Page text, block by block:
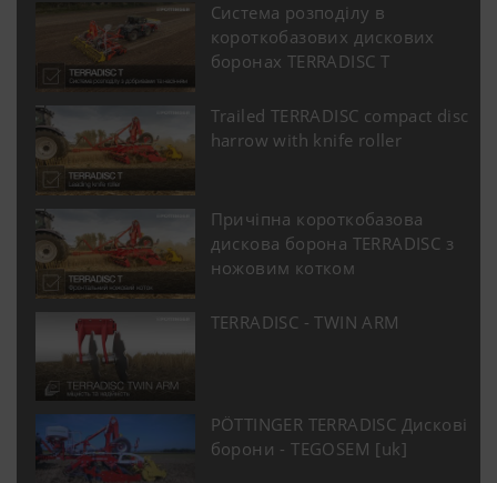
YouTube
Ми виставляємо відео YouTube на
використовуючи розширений режим
конфіденційності YouTube. YouTube не
жодної інформації про відвідувачів
якщо вона не переглядає відео.
інформацію можна знайти тут:
https://support.google.com/youtube/
hl=dehttps://www.google.de/intl/de/
Ми не маємо контролю над файлами
YouTube, ви можете заблокувати ці
налаштуваннях веб-браузера.
Система розподілу в
короткобазових дискових
боронах TERRADISC T
Trailed TERRADISC compact disc
harrow with knife roller
Причіпна короткобазова
дискова борона TERRADISC з
ножовим котком
TERRADISC - TWIN ARM
PÖTTINGER TERRADISC Дискові
борони - TEGOSEM [uk]